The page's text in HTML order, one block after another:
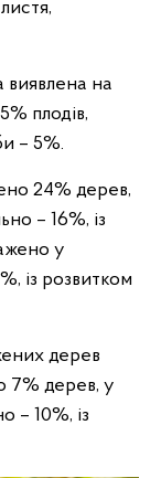
виявлена на
плодів,
– 5%.
24% дерев,
– 16%, із
у
із розвитком
дерев
7% дерев, у
– 10%, із